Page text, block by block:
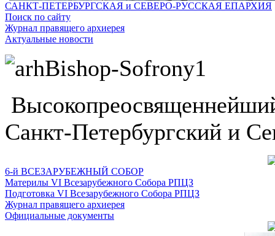
САНКТ-ПЕТЕРБУРГСКАЯ и СЕВЕРО-РУССКАЯ ЕПАРХИЯ
Поиск по сайту
Журнал правящего архиерея
Актуальные новости
Санкт-Петербургский и
6-й ВСЕЗАРУБЕЖНЫЙ СОБОР
Материлы VI Всезарубежного Собора РПЦЗ
Подготовка VI Всезарубежного Собора РПЦЗ
Журнал правящего архиерея
Официальные документы